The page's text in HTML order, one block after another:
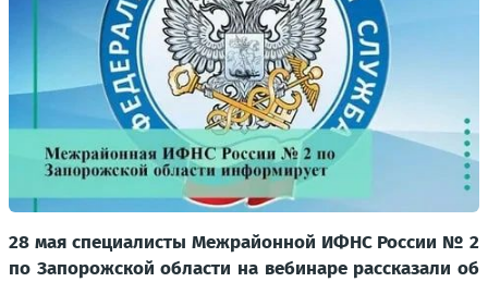
28 мая специалисты Межрайонной ИФНС России № 2
по Запорожской области на вебинаре рассказали об